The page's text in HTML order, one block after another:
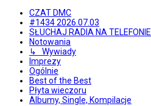
CZAT DMC
#1434 2026.07.03
SŁUCHAJ RADIA NA TELEFONIE
Notowania
↳ Wywiady
Imprezy
Ogólnie
Best of the Best
Płyta wieczoru
Albumy, Single, Kompilacje